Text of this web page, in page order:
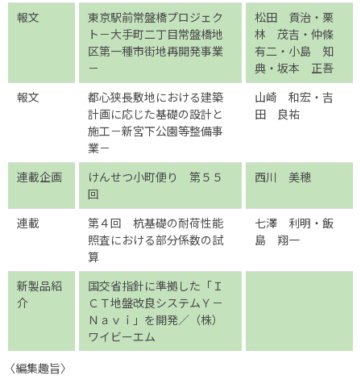
報文
東京駅前常盤橋プロジェク
ト－大手町二丁目常盤橋地
区第一種市街地再開発事業
－
松田 貢治・栗
林 茂吉・仲條
有二・小島 知
典・坂本 正吾
報文
都心狭長敷地における建築
計画に応じた基礎の設計と
施工－新宮下公園等整備事
業－
山崎 和宏・吉
田 良祐
連載企画
けんせつ小町便り 第５５
回
西川 美穂
連載
第４回 杭基礎の耐荷性能
照査における部分係数の試
算
七澤 利明・飯
島 翔一
新製品紹
介
国交省指針に準拠した「Ｉ
ＣＴ地盤改良システムＹ－
Ｎａｖｉ」を開発／（株）
ワイビーエム
〈編集趣旨〉